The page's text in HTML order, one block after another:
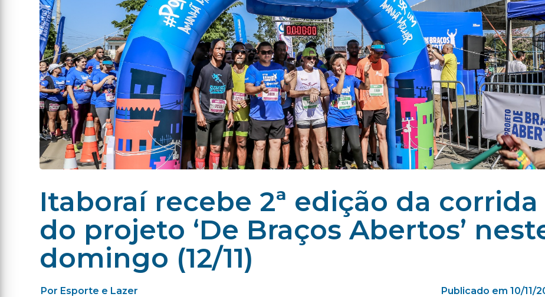
Itaboraí recebe 2ª edição da corrida
do projeto ‘De Braços Abertos’
domingo (12/11)
Por Esporte e Lazer Publicado em 10/11/